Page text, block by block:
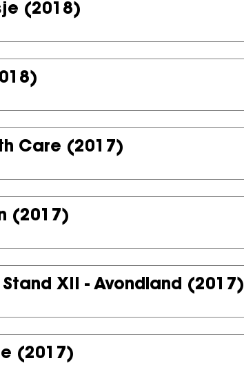
(2018)
Care (2017)
(2017)
XII - Avondland (2017)
(2017)